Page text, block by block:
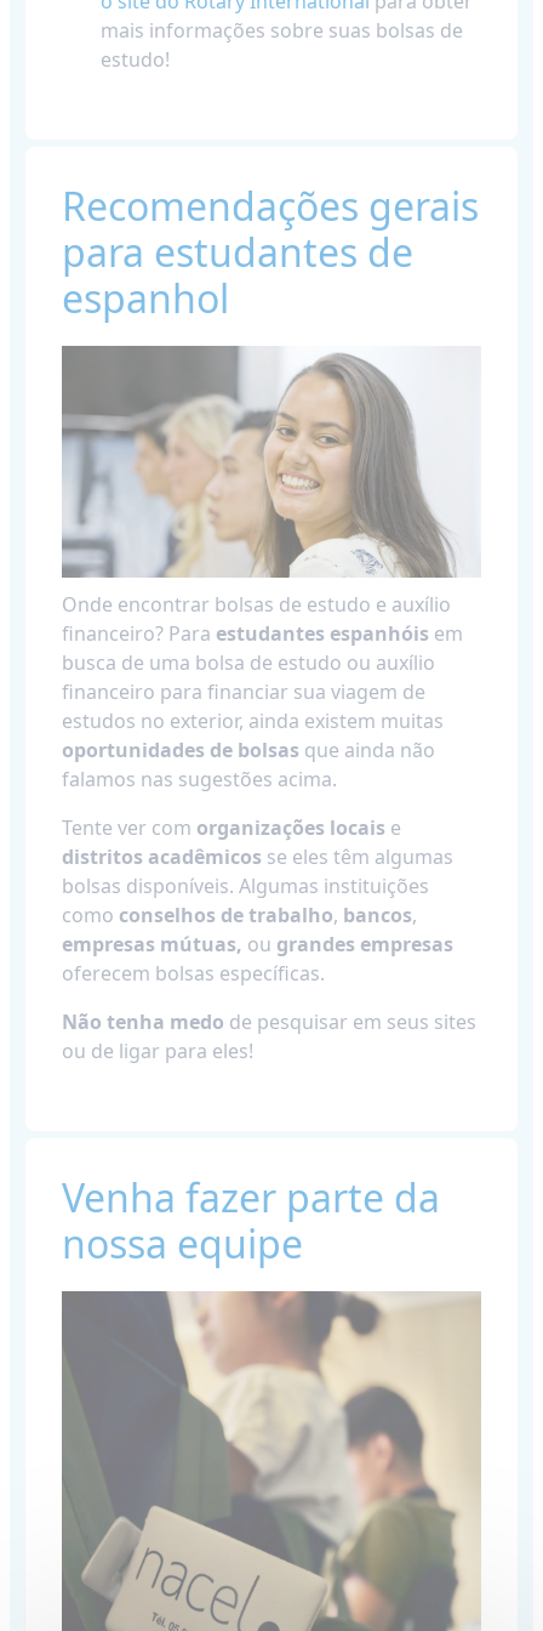
mais informações sobre suas bolsas de
estudo!
Recomendações gerais
para estudantes de
espanhol
Onde encontrar bolsas de estudo e auxílio
financeiro? Para estudantes espanhóis em
busca de uma bolsa de estudo ou auxílio
financeiro para financiar sua viagem de
estudos no exterior, ainda existem muitas
oportunidades de bolsas que ainda não
falamos nas sugestões acima.
Tente ver com organizações locais e
distritos acadêmicos se eles têm algumas
bolsas disponíveis. Algumas instituições
como conselhos de trabalho, bancos,
empresas mútuas, ou grandes empresas
oferecem bolsas específicas.
Não tenha medo de pesquisar em seus sites
ou de ligar para eles!
Venha fazer parte da
nossa equipe